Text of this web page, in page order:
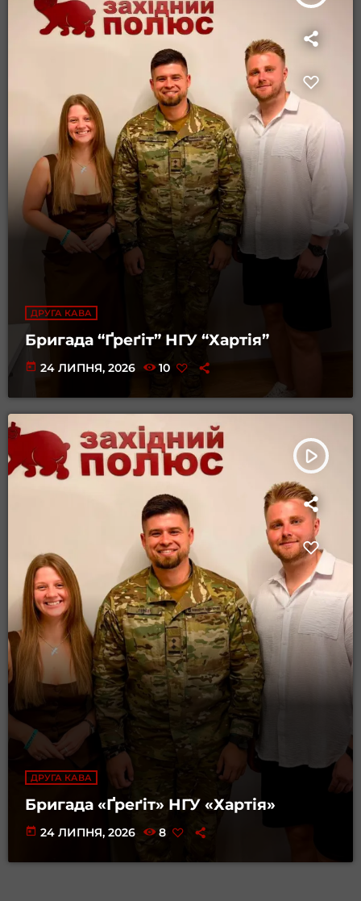
ДРУГА КАВА
Бригада “Ґреґіт” НГУ “Хартія”
today 24 ЛИПНЯ, 2026 10
play_arrow
ДРУГА КАВА
Бригада «Ґреґіт» НГУ «Хартія»
today 24 ЛИПНЯ, 2026 8